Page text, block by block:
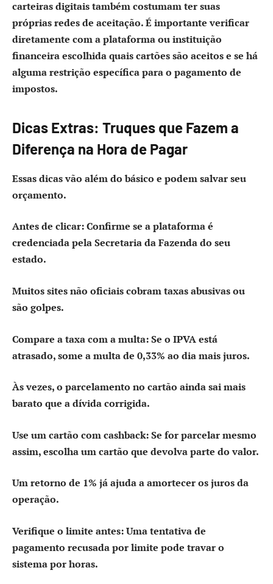
carteiras digitais também costumam ter suas
próprias redes de aceitação. É importante verificar
diretamente com a plataforma ou instituição
financeira escolhida quais cartões são aceitos e se há
alguma restrição específica para o pagamento de
impostos.
Dicas Extras: Truques que Fazem a
Diferença na Hora de Pagar
Essas dicas vão além do básico e podem salvar seu
orçamento.
Antes de clicar:Confirme se a plataforma é
credenciada pela Secretaria da Fazenda do seu
estado.
Muitos sites não oficiais cobram taxas abusivas ou
são golpes.
Compare a taxa com a multa:Se o IPVA está
atrasado, some a multa de 0,33% ao dia mais juros.
Às vezes, o parcelamento no cartão ainda sai mais
barato que a dívida corrigida.
Use um cartão com cashback:Se for parcelar mesmo
assim, escolha um cartão que devolva parte do valor.
Um retorno de 1% já ajuda a amortecer os juros da
operação.
Verifique o limite antes:Uma tentativa de
pagamento recusada por limite pode travar o
sistema por horas.